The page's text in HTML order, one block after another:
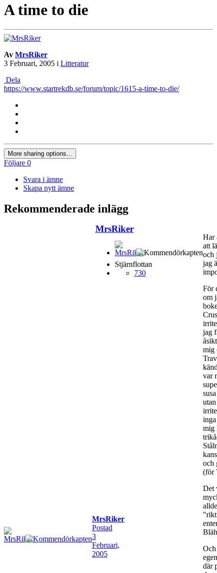
A time to die
Av MrsRiker
3 Februari, 2005 i Litteratur
Dela
https://www.startrekdb.se/forum/topic/1615-a-time-to-die/
More sharing options...
Följare 0
Svara i ämne
Skapa nytt ämne
Rekommenderade inlägg
MrsRiker
Postad
3
Februari,
2005
MrsRiker
Stjärnflottan
730
Har
att
och
jag
För
om
jag
mig
var
mig
och
(för
Det
där